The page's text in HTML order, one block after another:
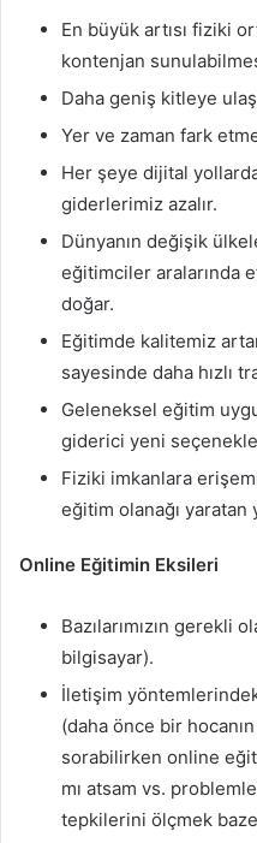
En büyük artısı fiziki
kontenjan
Daha geniş kitleye
Yer ve zaman fark
Her şeye dijital
giderlerimiz azalır.
Dünyanın değişik
eğitimciler aralarında
doğar.
Eğitimde kalitemiz
sayesinde daha hızlı
Geleneksel eğitim
giderici yeni
Fiziki imkanlara
eğitim olanağı
Online Eğitimin Eksileri
Bazılarımızın gerekli
bilgisayar).
İletişim
(daha önce bir hocanın
sorabilirken online
mı atsam vs.
tepkilerini ölçmek